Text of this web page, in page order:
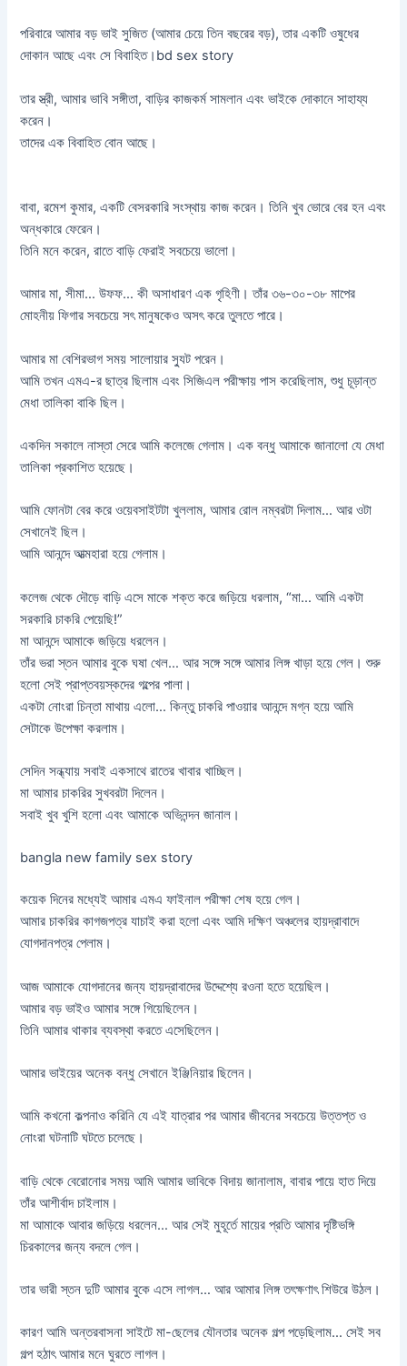
পরিবারে আমার বড় ভাই সুজিত (আমার চেয়ে তিন বছরের বড়), তার একটি ওষুধের
দোকান আছে এবং সে বিবাহিত।bd sex story
তার স্ত্রী, আমার ভাবি সঙ্গীতা, বাড়ির কাজকর্ম সামলান এবং ভাইকে দোকানে সাহায্য
করেন।
তাদের এক বিবাহিত বোন আছে।
বাবা, রমেশ কুমার, একটি বেসরকারি সংস্থায় কাজ করেন। তিনি খুব ভোরে বের হন এবং
অন্ধকারে ফেরেন।
তিনি মনে করেন, রাতে বাড়ি ফেরাই সবচেয়ে ভালো।
আমার মা, সীমা… উফফ… কী অসাধারণ এক গৃহিণী। তাঁর ৩৬-৩০-৩৮ মাপের
মোহনীয় ফিগার সবচেয়ে সৎ মানুষকেও অসৎ করে তুলতে পারে।
আমার মা বেশিরভাগ সময় সালোয়ার স্যুট পরেন।
আমি তখন এমএ-র ছাত্র ছিলাম এবং সিজিএল পরীক্ষায় পাস করেছিলাম, শুধু চূড়ান্ত
মেধা তালিকা বাকি ছিল।
একদিন সকালে নাস্তা সেরে আমি কলেজে গেলাম। এক বন্ধু আমাকে জানালো যে মেধা
তালিকা প্রকাশিত হয়েছে।
আমি ফোনটা বের করে ওয়েবসাইটটা খুললাম, আমার রোল নম্বরটা দিলাম… আর ওটা
সেখানেই ছিল।
আমি আনন্দে আত্মহারা হয়ে গেলাম।
কলেজ থেকে দৌড়ে বাড়ি এসে মাকে শক্ত করে জড়িয়ে ধরলাম, “মা… আমি একটা
সরকারি চাকরি পেয়েছি!”
মা আনন্দে আমাকে জড়িয়ে ধরলেন।
তাঁর ভরা স্তন আমার বুকে ঘষা খেল… আর সঙ্গে সঙ্গে আমার লিঙ্গ খাড়া হয়ে গেল। শুরু
হলো সেই প্রাপ্তবয়স্কদের গল্পের পালা।
একটা নোংরা চিন্তা মাথায় এলো… কিন্তু চাকরি পাওয়ার আনন্দে মগ্ন হয়ে আমি
সেটাকে উপেক্ষা করলাম।
সেদিন সন্ধ্যায় সবাই একসাথে রাতের খাবার খাচ্ছিল।
মা আমার চাকরির সুখবরটা দিলেন।
সবাই খুব খুশি হলো এবং আমাকে অভিনন্দন জানাল।
bangla new family sex story
কয়েক দিনের মধ্যেই আমার এমএ ফাইনাল পরীক্ষা শেষ হয়ে গেল।
আমার চাকরির কাগজপত্র যাচাই করা হলো এবং আমি দক্ষিণ অঞ্চলের হায়দ্রাবাদে
যোগদানপত্র পেলাম।
আজ আমাকে যোগদানের জন্য হায়দ্রাবাদের উদ্দেশ্যে রওনা হতে হয়েছিল।
আমার বড় ভাইও আমার সঙ্গে গিয়েছিলেন।
তিনি আমার থাকার ব্যবস্থা করতে এসেছিলেন।
আমার ভাইয়ের অনেক বন্ধু সেখানে ইঞ্জিনিয়ার ছিলেন।
আমি কখনো কল্পনাও করিনি যে এই যাত্রার পর আমার জীবনের সবচেয়ে উত্তপ্ত ও
নোংরা ঘটনাটি ঘটতে চলেছে।
বাড়ি থেকে বেরোনোর ​​সময় আমি আমার ভাবিকে বিদায় জানালাম, বাবার পায়ে হাত দিয়ে
তাঁর আশীর্বাদ চাইলাম।
মা আমাকে আবার জড়িয়ে ধরলেন… আর সেই মুহূর্তে মায়ের প্রতি আমার দৃষ্টিভঙ্গি
চিরকালের জন্য বদলে গেল।
তার ভারী স্তন দুটি আমার বুকে এসে লাগল… আর আমার লিঙ্গ তৎক্ষণাৎ শিউরে উঠল।
কারণ আমি অন্তরবাসনা সাইটে মা-ছেলের যৌনতার অনেক গল্প পড়েছিলাম… সেই সব
গল্প হঠাৎ আমার মনে ঘুরতে লাগল।